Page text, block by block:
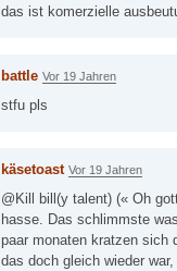
das ist komerzielle
battle Vor 19 Jahren
stfu pls
käsetoast Vor 19 Jahren
@Kill bill(y talent) (« Oh
hasse. Das schlimmste
paar monaten kratzen sich
das doch gleich wieder